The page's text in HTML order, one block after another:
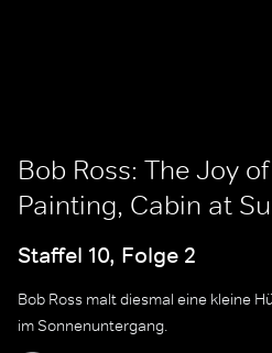
Bob Ross: The Joy of
Painting, Cabin at
Staffel 10, Folge 2
Bob Ross malt diesmal eine kleine
im Sonnenuntergang.